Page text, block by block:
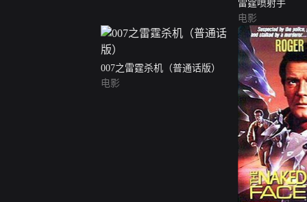
雷霆喷射手
电影
007之雷霆杀机（普通话版）
电影